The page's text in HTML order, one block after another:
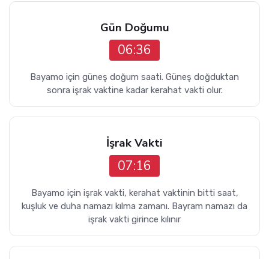
Gün Doğumu
06:36
Bayamo için güneş doğum saati. Güneş doğduktan
sonra işrak vaktine kadar kerahat vakti olur.
İşrak Vakti
07:16
Bayamo için işrak vakti, kerahat vaktinin bitti saat,
kuşluk ve duha namazı kılma zamanı. Bayram namazı da
işrak vakti girince kılınır